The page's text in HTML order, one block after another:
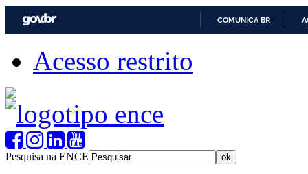
COMUNICA BR
Acesso restrito
Pesquisa na ENCE